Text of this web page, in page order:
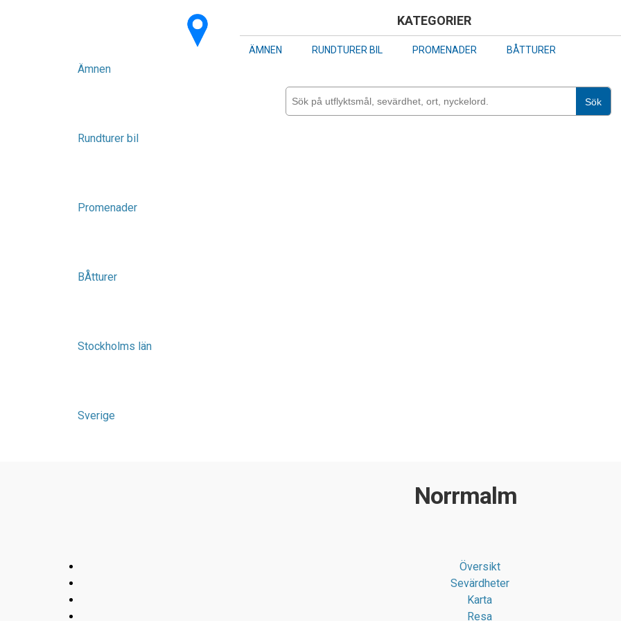
to
main
Ämnen
Rundturer bil
Promenader
BÅtturer
Stockholms län
Sverige
KATEGORIER
ÄMNEN RUNDTURER BIL PROMENADER BÅTTURER
Sök
Norrmalm
Översikt
Sevärdheter
Karta
Resa